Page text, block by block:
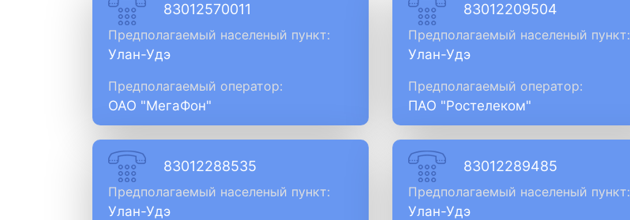
83012570011
Предполагаемый населеный пункт:
Улан-Удэ
Предполагаемый оператор:
ОАО "МегаФон"
83012209504
Предполагаемый населеный пункт:
Улан-Удэ
Предполагаемый оператор:
ПАО "Ростелеком"
83012288535
Предполагаемый населеный пункт:
Улан-Удэ
83012289485
Предполагаемый населеный пункт:
Улан-Удэ